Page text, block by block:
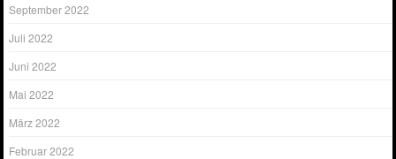
September 2022
Juli 2022
Juni 2022
Mai 2022
März 2022
Februar 2022